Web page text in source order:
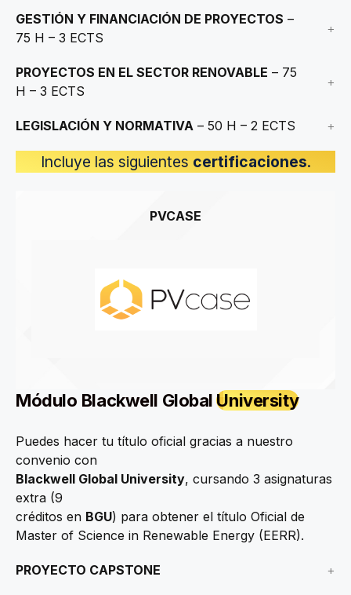
GESTIÓN Y FINANCIACIÓN DE PROYECTOS –
75 H – 3 ECTS
PROYECTOS EN EL SECTOR RENOVABLE – 75
H – 3 ECTS
LEGISLACIÓN Y NORMATIVA – 50 H – 2 ECTS
Incluye las siguientes certificaciones.
PVCASE
Módulo Blackwell GlobalUniversity
Puedes hacer tu título oficial gracias a nuestro
convenio con
Blackwell Global University, cursando 3 asignaturas
extra (9
créditos en BGU) para obtener el título Oficial de
Master of Science in Renewable Energy (EERR).
PROYECTO CAPSTONE